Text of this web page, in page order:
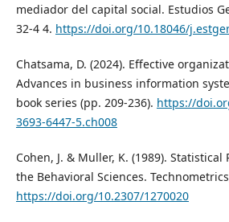
mediador del capital social. Estudios
32-4 4. https://doi.org/10.18046/
Chatsama, D. (2024). Effective
Advances in business information
book series (pp. 209-236). https://
3693-6447-5.ch008
Cohen, J. & Muller, K. (1989).
the Behavioral Sciences.
https://doi.org/10.2307/1270020